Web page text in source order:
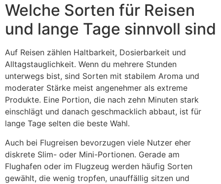
Welche Sorten für Reisen
und lange Tage sinnvoll sind
Auf Reisen zählen Haltbarkeit, Dosierbarkeit und
Alltagstauglichkeit. Wenn du mehrere Stunden
unterwegs bist, sind Sorten mit stabilem Aroma und
moderater Stärke meist angenehmer als extreme
Produkte. Eine Portion, die nach zehn Minuten stark
einschlägt und danach geschmacklich abbaut, ist für
lange Tage selten die beste Wahl.
Auch bei Flugreisen bevorzugen viele Nutzer eher
diskrete Slim- oder Mini-Portionen. Gerade am
Flughafen oder im Flugzeug werden häufig Sorten
gewählt, die wenig tropfen, unauffällig sitzen und